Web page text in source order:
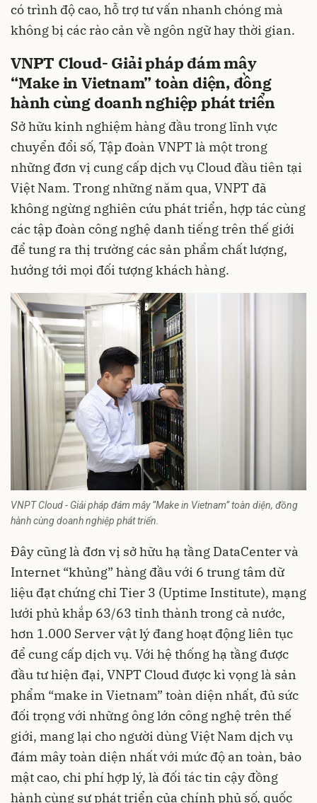
có trình độ cao, hỗ trợ tư vấn nhanh chóng mà
không bị các rào cản về ngôn ngữ hay thời gian.
VNPT Cloud- Giải pháp đám mây
“Make in Vietnam” toàn diện, đồng
hành cùng doanh nghiệp phát triển
Sở hữu kinh nghiệm hàng đầu trong lĩnh vực
chuyển đổi số, Tập đoàn VNPT là một trong
những đơn vị cung cấp dịch vụ Cloud đầu tiên tại
Việt Nam. Trong những năm qua, VNPT đã
không ngừng nghiên cứu phát triển, hợp tác cùng
các tập đoàn công nghệ danh tiếng trên thế giới
để tung ra thị trường các sản phẩm chất lượng,
hướng tới mọi đối tượng khách hàng.
VNPT Cloud - Giải pháp đám mây “Make in Vietnam” toàn diện, đồng
hành cùng doanh nghiệp phát triển.
Đây cũng là đơn vị sở hữu hạ tầng DataCenter và
Internet “khủng” hàng đầu với 6 trung tâm dữ
liệu đạt chứng chỉ Tier 3 (Uptime Institute), mạng
lưới phủ khắp 63/63 tỉnh thành trong cả nước,
hơn 1.000 Server vật lý đang hoạt động liên tục
để cung cấp dịch vụ. Với hệ thống hạ tầng được
đầu tư hiện đại, VNPT Cloud được kì vọng là sản
phẩm “make in Vietnam” toàn diện nhất, đủ sức
đối trọng với những ông lớn công nghệ trên thế
giới, mang lại cho người dùng Việt Nam dịch vụ
đám mây toàn diện nhất với mức độ an toàn, bảo
mật cao, chi phí hợp lý, là đối tác tin cậy đồng
hành cùng sự phát triển của chính phủ số, quốc